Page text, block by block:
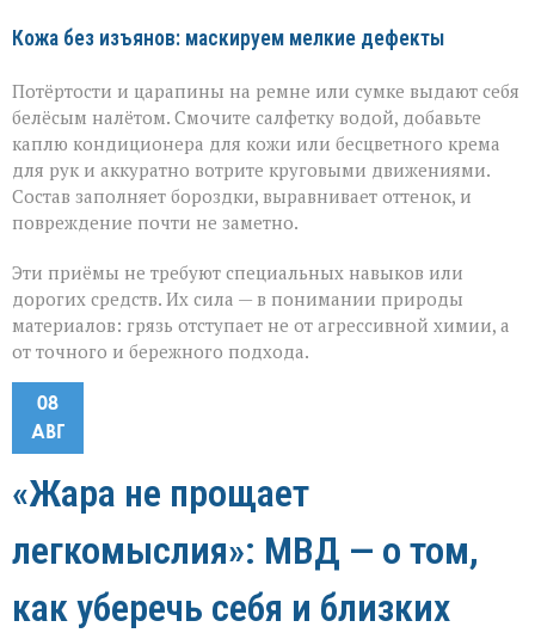
Кожа без изъянов: маскируем мелкие дефекты
Потёртости и царапины на ремне или сумке выдают себя
белёсым налётом. Смочите салфетку водой, добавьте
каплю кондиционера для кожи или бесцветного крема
для рук и аккуратно вотрите круговыми движениями.
Состав заполняет бороздки, выравнивает оттенок, и
повреждение почти не заметно.
Эти приёмы не требуют специальных навыков или
дорогих средств. Их сила — в понимании природы
материалов: грязь отступает не от агрессивной химии, а
от точного и бережного подхода.
08
АВГ
«Жара не прощает
легкомыслия»: МВД — о том,
как уберечь себя и близких